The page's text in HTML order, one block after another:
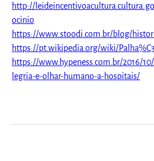
http://
ocinio
https://www.stoodi.com.br/blog/
https://pt.wikipedia.org/wiki/
https://www.hypeness.com.br/2016/
legria-e-olhar-humano-a-hospitais/